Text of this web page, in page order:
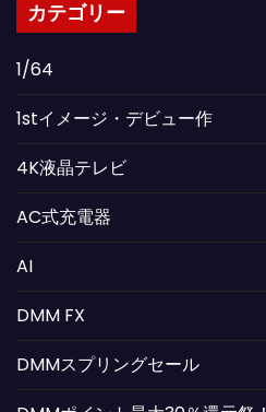
カテゴリー
1/64
1stイメージ・デビュー作
4K液晶テレビ
AC式充電器
AI
DMM FX
DMMスプリングセール